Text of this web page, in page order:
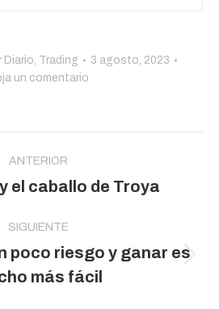
Diario, Trading
3 agosto, 2023
un comentario
ANTERIOR
Publicación
el caballo de Troya
SIGUIENTE
Publicación
siguiente:
poco riesgo y ganar es
más fácil